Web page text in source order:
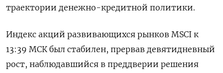
траектории денежно-кредитной политики.
Индекс акций развивающихся рынков MSCI к
13:39 МСК был стабилен, прервав девятидневный
рост, наблюдавшийся в преддверии решения